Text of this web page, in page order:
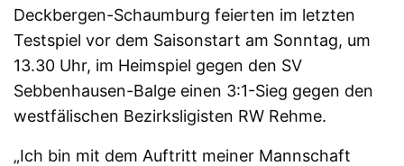
Deckbergen-Schaumburg feierten im letzten
Testspiel vor dem Saisonstart am Sonntag, um
13.30 Uhr, im Heimspiel gegen den SV
Sebbenhausen-Balge einen 3:1-Sieg gegen den
westfälischen Bezirksligisten RW Rehme.
„Ich bin mit dem Auftritt meiner Mannschaft